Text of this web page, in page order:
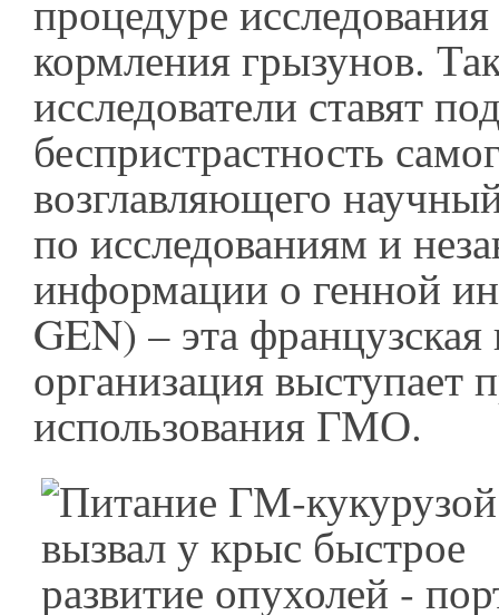
процедуре
кормления грызунов.
исследователи ставят
беспристрастность
возглавляющего
по исследованиям и
информации о генной
GEN) – эта
организация выступает
использования ГМО.